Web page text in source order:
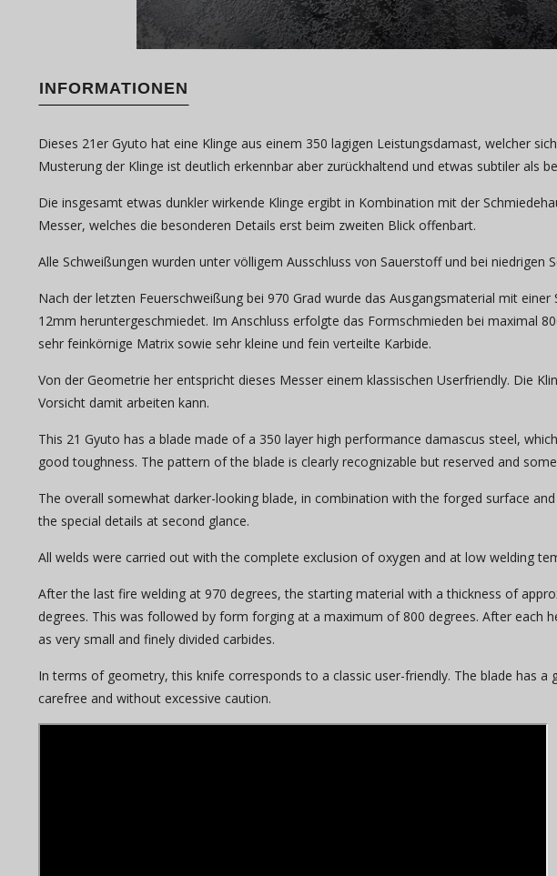
INFORMATIONEN
Dieses 21er Gyuto hat eine Klinge aus einem 350 lagigen Leistungsdamast, welcher
Musterung der Klinge ist deutlich erkennbar aber zurückhaltend und etwas subtiler als
Die insgesamt etwas dunkler wirkende Klinge ergibt in Kombination mit der
Messer, welches die besonderen Details erst beim zweiten Blick offenbart.
Alle Schweißungen wurden unter völligem Ausschluss von Sauerstoff und bei niedrigen
Nach der letzten Feuerschweißung bei 970 Grad wurde das Ausgangsmaterial mit
12mm heruntergeschmiedet. Im Anschluss erfolgte das Formschmieden bei maximal
sehr feinkörnige Matrix sowie sehr kleine und fein verteilte Karbide.
Von der Geometrie her entspricht dieses Messer einem klassischen Userfriendly. Die
Vorsicht damit arbeiten kann.
This 21 Gyuto has a blade made of a 350 layer high performance damascus steel,
good toughness. The pattern of the blade is clearly recognizable but reserved and
The overall somewhat darker-looking blade, in combination with the forged surface
the special details at second glance.
All welds were carried out with the complete exclusion of oxygen and at low welding
After the last fire welding at 970 degrees, the starting material with a thickness of
degrees. This was followed by form forging at a maximum of 800 degrees. After each
as very small and finely divided carbides.
In terms of geometry, this knife corresponds to a classic user-friendly. The blade has
carefree and without excessive caution.